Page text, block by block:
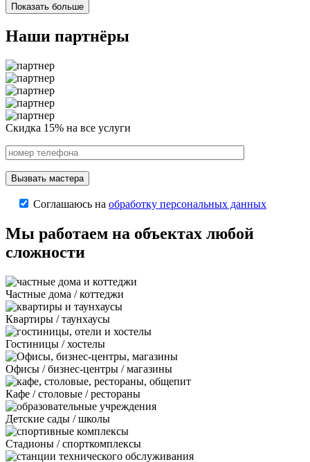
Показать больше
Наши партнёры
Скидка 15% на все услуги
Соглашаюсь на обработку персональных данных
Мы работаем на объектах любой
сложности
Частные дома / коттеджи
Квартиры / таунхаусы
Гостиницы / хостелы
Офисы / бизнес-центры / магазины
Кафе / столовые / рестораны
Детские сады / школы
Стадионы / спорткомплексы